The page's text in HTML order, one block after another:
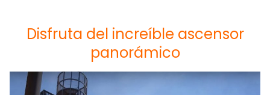
Disfruta del increíble ascensor
panorámico